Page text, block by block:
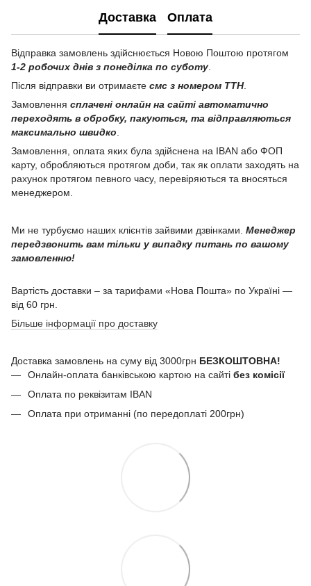
Доставка Оплата
Відправка замовлень здійснюється Новою Поштою протягом
1-2 робочих днів з понеділка по суботу
Після відправки ви отримаєте смс з номером ТТН.
Замовлення сплачені онлайн на сайті автоматично
переходять в обробку, пакуються, та відправляються
максимально швидко
Замовлення, оплата яких була здійснена на IBAN або ФОП
карту, обробляються протягом доби, так як оплати заходять на
рахунок протягом певного часу, перевіряються та вносяться
менеджером.
Ми не турбуємо наших клієнтів зайвими дзвінками. Менеджер
передзвонить вам тільки у випадку питань по вашому
замовленню!
Вартість доставки – за тарифами «Нова Пошта» по Україні —
від 60 грн.
Більше інформації про доставку
Доставка замовлень на суму від 3000грн БЕЗКОШТОВНА!
Онлайн-оплата банківською картою на сайті без комісії
Оплата по реквізитам IBAN
Оплата при отриманні (по передоплаті 200грн)